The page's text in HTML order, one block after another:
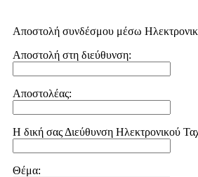
Αποστολή συνδέσμου μέσω
Αποστολή στη διεύθυνση:
Αποστολέας:
Η δική σας Διεύθυνση Ηλεκτρονικού
Θέμα: